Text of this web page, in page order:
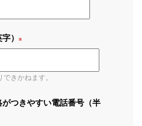
）
きかねます。
つきやすい電話番号（半